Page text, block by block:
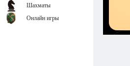
Шахматы
Онлайн игры